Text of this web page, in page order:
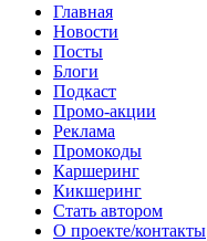
Главная
Новости
Посты
Блоги
Подкаст
Промо-акции
Реклама
Промокоды
Каршеринг
Кикшеринг
Стать автором
О проекте/контакты